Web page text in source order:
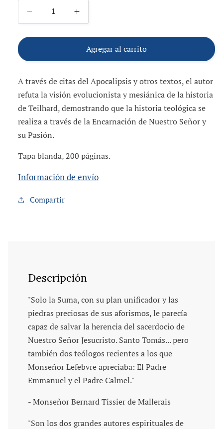
Reducir
cantidad
para
de
história
Aumentar
cantidad
para
Teología
de
história
Agregar al carrito
A través de citas del Apocalipsis y otros textos, el autor
refuta la visión evolucionista y mesiánica de la historia
de Teilhard, demostrando que la historia teológica se
realiza a través de la Encarnación de Nuestro Señor y
su Pasión.
Tapa blanda, 200 páginas.
Información de envío
Compartir
Descripción
"Solo la Suma, con su plan unificador y las
piedras preciosas de sus aforismos, le parecía
capaz de salvar la herencia del sacerdocio de
Nuestro Señor Jesucristo. Santo Tomás... pero
también dos teólogos recientes a los que
Monseñor Lefebvre apreciaba: El Padre
Emmanuel y el Padre Calmel."
- Monseñor Bernard Tissier de Mallerais
"Son los dos grandes autores espirituales de